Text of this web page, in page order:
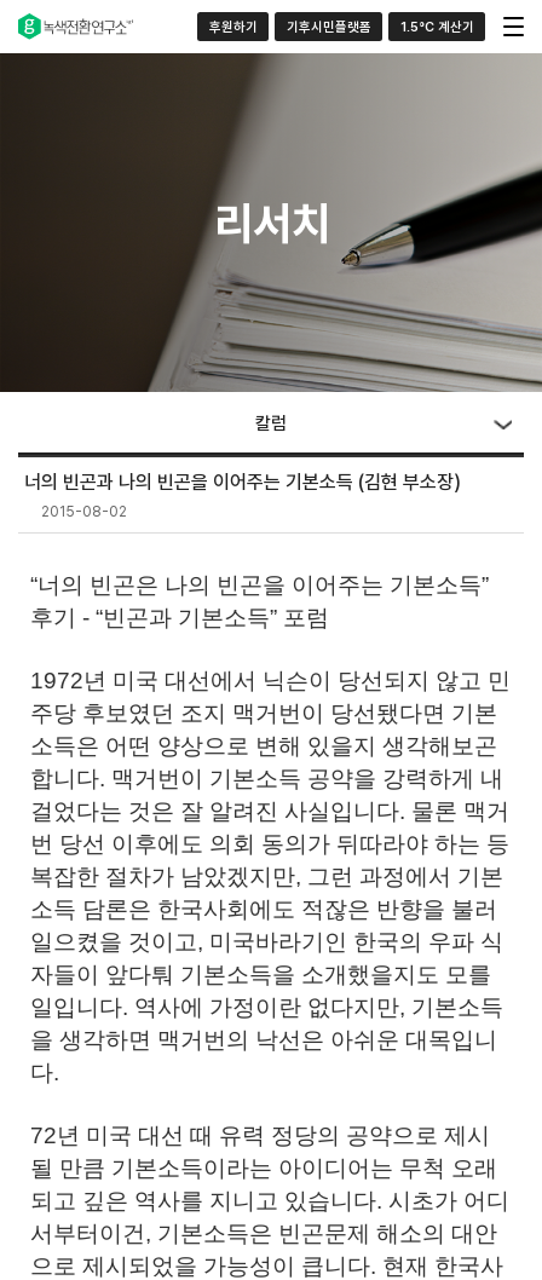
후원하기 기후시민플랫폼 1.5°C 계산기
리서치
칼럼
너의 빈곤과 나의 빈곤을 이어주는 기본소득 (김현 부소장)
2015-08-02
“너의 빈곤은 나의 빈곤을 이어주는 기본소득”
후기 - “빈곤과 기본소득” 포럼
1972년 미국 대선에서 닉슨이 당선되지 않고 민
주당 후보였던 조지 맥거번이 당선됐다면 기본
소득은 어떤 양상으로 변해 있을지 생각해보곤
합니다. 맥거번이 기본소득 공약을 강력하게 내
걸었다는 것은 잘 알려진 사실입니다. 물론 맥거
번 당선 이후에도 의회 동의가 뒤따라야 하는 등
복잡한 절차가 남았겠지만, 그런 과정에서 기본
소득 담론은 한국사회에도 적잖은 반향을 불러
일으켰을 것이고, 미국바라기인 한국의 우파 식
자들이 앞다퉈 기본소득을 소개했을지도 모를
일입니다. 역사에 가정이란 없다지만, 기본소득
을 생각하면 맥거번의 낙선은 아쉬운 대목입니
다.
72년 미국 대선 때 유력 정당의 공약으로 제시
될 만큼 기본소득이라는 아이디어는 무척 오래
되고 깊은 역사를 지니고 있습니다. 시초가 어디
서부터이건, 기본소득은 빈곤문제 해소의 대안
으로 제시되었을 가능성이 큽니다. 현재 한국사